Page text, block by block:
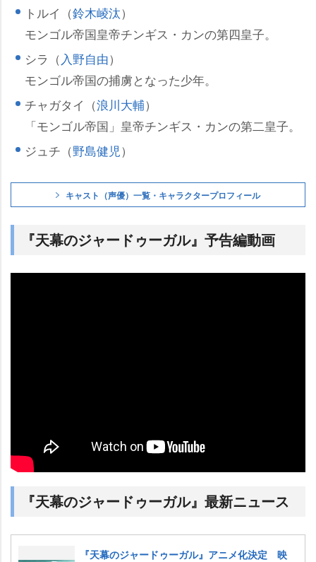
トルイ（鈴木崚汰）
モンゴル帝国皇帝チンギス・カンの第四皇子。
シラ（入野自由）
モンゴル帝国の捕虜となった少年。
チャガタイ（浪川大輔）
「モンゴル帝国」皇帝チンギス・カンの第二皇子。
ジュチ（野島健児）
キャスト（声優）一覧・キャラクタープロフィール
『天幕のジャードゥーガル』予告編動画
『天幕のジャードゥーガル』最新ニュース
『天幕のジャードゥーガル』アニメ化決定 映